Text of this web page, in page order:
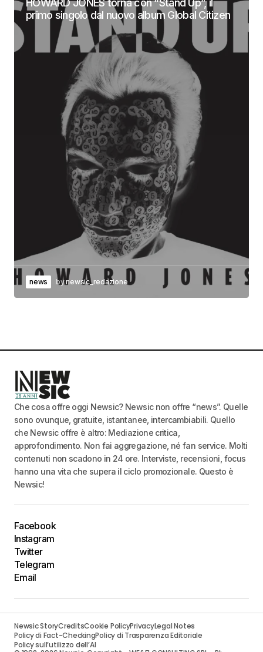
HOWARD JONES torna con “Stand Up”, il
primo singolo dal nuovo album Global Citizen
news bynewsic_redazione
Che cosa offre oggi Newsic? Newsic non offre “news”. Quelle
sono ovunque, gratuite, istantanee, intercambiabili. Quello
che Newsic offre è altro: Mediazione critica,
approfondimento. Non fai aggregazione, né fan service. Molti
contenuti non scadono in 24 ore. Interviste, recensioni, focus
hanno una vita che supera il ciclo promozionale. Questo è
Newsic!
Facebook
Instagram
Twitter
Telegram
Email
Newsic StoryCreditsCookie PolicyPrivacyLegal Notes
Policy di Fact-CheckingPolicy di Trasparenza Editoriale
Policy sull’utilizzo dell’AI